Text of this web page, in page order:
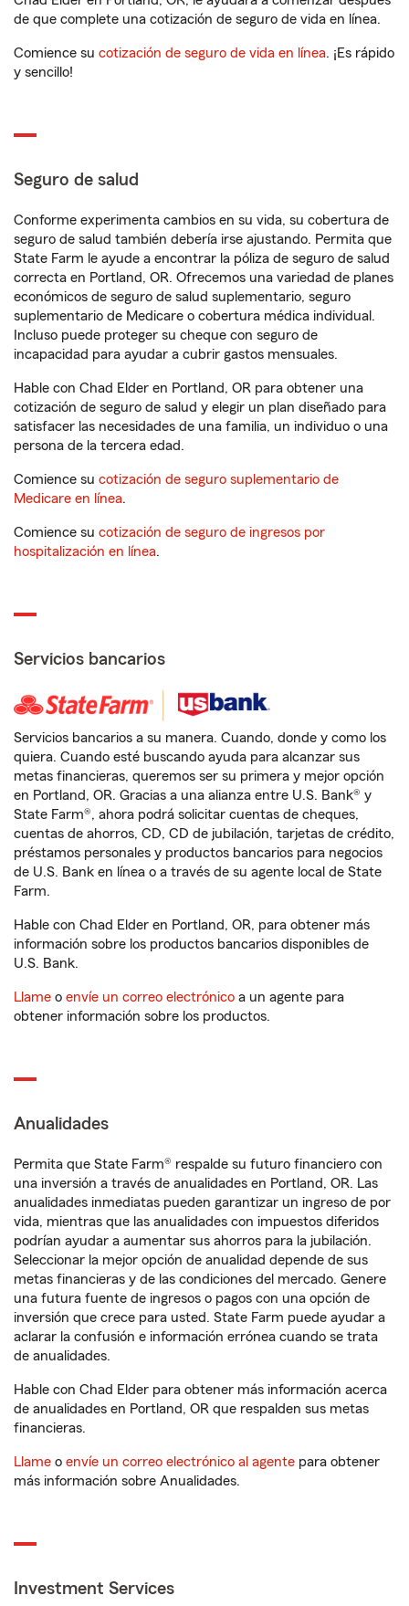
de que complete una cotización de seguro de vida en línea.
Comience su cotización de seguro de vida en línea. ¡Es rápido
y sencillo!
Seguro de salud
Conforme experimenta cambios en su vida, su cobertura de
seguro de salud también debería irse ajustando. Permita que
State Farm le ayude a encontrar la póliza de seguro de salud
correcta en Portland, OR. Ofrecemos una variedad de planes
económicos de seguro de salud suplementario, seguro
suplementario de Medicare o cobertura médica individual.
Incluso puede proteger su cheque con seguro de
incapacidad para ayudar a cubrir gastos mensuales.
Hable con Chad Elder en Portland, OR para obtener una
cotización de seguro de salud y elegir un plan diseñado para
satisfacer las necesidades de una familia, un individuo o una
persona de la tercera edad.
Comience su cotización de seguro suplementario de
Medicare en línea.
Comience su cotización de seguro de ingresos por
hospitalización en línea.
Servicios bancarios
Servicios bancarios a su manera. Cuando, donde y como los
quiera. Cuando esté buscando ayuda para alcanzar sus
metas financieras, queremos ser su primera y mejor opción
en Portland, OR. Gracias a una alianza entre U.S. Bank® y
State Farm®, ahora podrá solicitar cuentas de cheques,
cuentas de ahorros, CD, CD de jubilación, tarjetas de crédito,
préstamos personales y productos bancarios para negocios
de U.S. Bank en línea o a través de su agente local de State
Farm.
Hable con Chad Elder en Portland, OR, para obtener más
información sobre los productos bancarios disponibles de
U.S. Bank.
Llame o envíe un correo electrónico a un agente para
obtener información sobre los productos.
Anualidades
Permita que State Farm® respalde su futuro financiero con
una inversión a través de anualidades en Portland, OR. Las
anualidades inmediatas pueden garantizar un ingreso de por
vida, mientras que las anualidades con impuestos diferidos
podrían ayudar a aumentar sus ahorros para la jubilación.
Seleccionar la mejor opción de anualidad depende de sus
metas financieras y de las condiciones del mercado. Genere
una futura fuente de ingresos o pagos con una opción de
inversión que crece para usted. State Farm puede ayudar a
aclarar la confusión e información errónea cuando se trata
de anualidades.
Hable con Chad Elder para obtener más información acerca
de anualidades en Portland, OR que respalden sus metas
financieras.
Llame o envíe un correo electrónico al agente para obtener
más información sobre Anualidades.
Investment Services